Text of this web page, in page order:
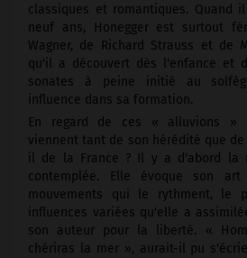
classiques et romantiques. Quand
neuf ans, Honegger est surtout
Wagner, de Richard Strauss et de
qu'il a découvert dès l'enfance et
sonates à peine initié au
influence dans sa formation.
En regard de ces « alluvions »
viennent tant de son hérédité que
il de la France ? Il y a d'abord la
contemplée. Elle évoque son
mouvements qui le rythment, le
influences variées qu'elle a
son auteur pour la liberté. «
chériras la mer », aurait-il pu